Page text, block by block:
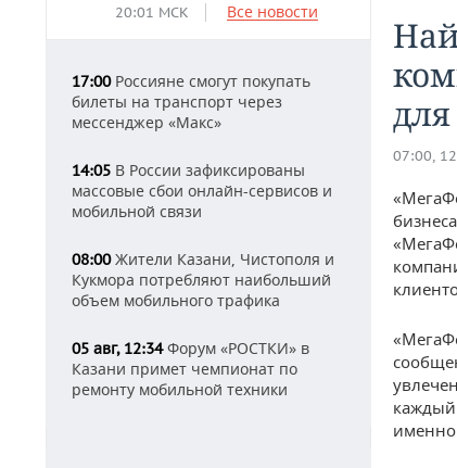
20:01 МСК Все новости
17:00Россияне смогут покупать
билеты на транспорт через
мессенджер «Макс»
14:05 В России зафиксированы
массовые сбои онлайн-сервисов и
мобильной связи
08:00Жители Казани, Чистополя и
Кукмора потребляют наибольший
объем мобильного трафика
05 авг, 12:34Форум «РОСТКИ» в
Казани примет чемпионат по
ремонту мобильной техники
07:00,
именно